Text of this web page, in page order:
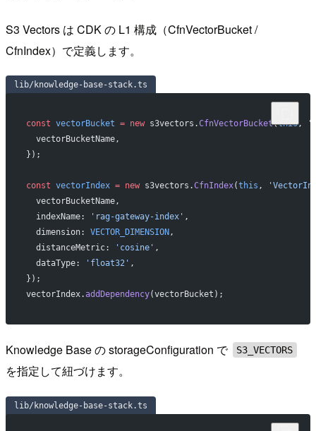
S3 Vectors は CDK の L1 構成（CfnVectorBucket /
CfnIndex）で定義します。
lib/knowledge-base-stack.ts
const vectorBucket = new s3vectors.CfnVectorBucket(this,
  vectorBucketName,
});
const vectorIndex = new s3vectors.CfnIndex(this ,
  vectorBucketName,
  indexName:
'rag-gateway-index' ,
  dimension:
VECTOR_DIMENSION ,
  distanceMetric:
'cosine' ,
  dataType:
'float32' ,
});
vectorIndex.addDependency(vectorBucket);
Knowledge Base の storageConfiguration で S3_VECTORS
を指定して紐づけます。
lib/knowledge-base-stack.ts